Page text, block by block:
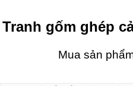
Tranh gốm ghép
Mua sản